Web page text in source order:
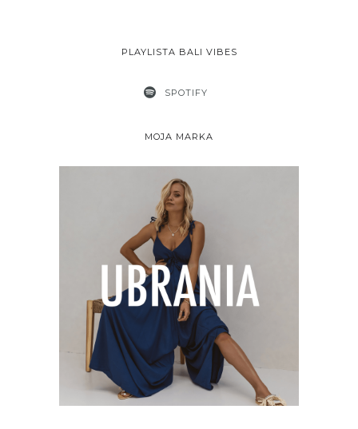
PLAYLISTA BALI VIBES
SPOTIFY
MOJA MARKA